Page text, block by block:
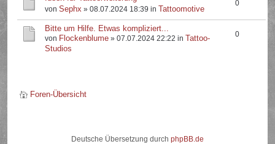
vonSephx » 08.07.2024 18:39 in Tattoomotive
0
Bitte um Hilfe. Etwas kompliziert...
von Flockenblume » 07.07.2024 22:22 in Tattoo-
Studios
0
Foren-Übersicht
Deutsche Übersetzung durch phpBB.de